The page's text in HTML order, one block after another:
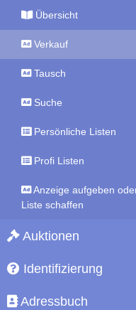
Übersicht
Verkauf
Tausch
Suche
Persönliche Listen
Profi Listen
Anzeige aufgeben
Liste schaffen
Auktionen
Identifizierung
Adressbuch